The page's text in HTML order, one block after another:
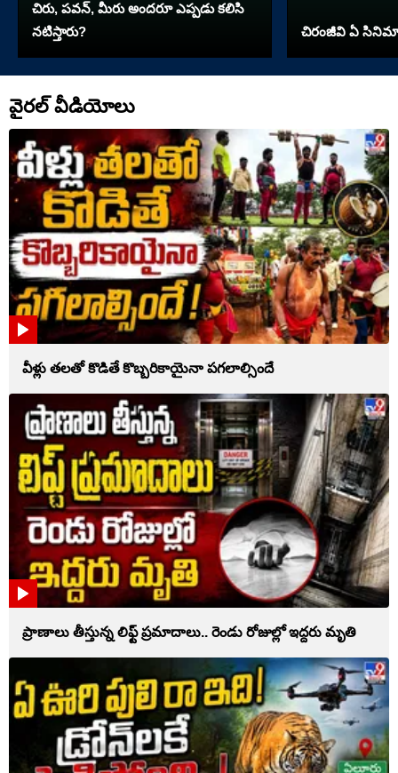
చిరు, పవన్, మీరు అందరూ ఎప్పడు కలిసి
నటిస్తారు?
చిరంజీవి ఏ సినిమా
వైరల్ వీడియోలు
వీళ్లు తలతో కొడితే కొబ్బరికాయైనా పగలాల్సిందే
ప్రాణాలు తీస్తున్న లిఫ్ట్‌ ప్రమాదాలు.. రెండు రోజుల్లో ఇద్దరు మృతి